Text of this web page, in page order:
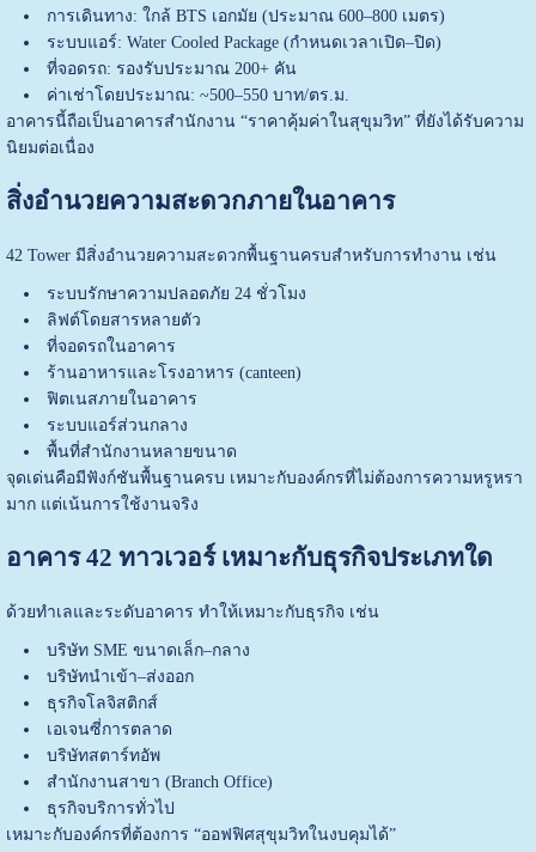
การเดินทาง: ใกล้ BTS เอกมัย (ประมาณ 600–800 เมตร)
ระบบแอร์: Water Cooled Package (กำหนดเวลาเปิด–ปิด)
ที่จอดรถ: รองรับประมาณ 200+ คัน
ค่าเช่าโดยประมาณ: ~500–550 บาท/ตร.ม.
อาคารนี้ถือเป็นอาคารสำนักงาน “ราคาคุ้มค่าในสุขุมวิท” ที่ยังได้รับความ
นิยมต่อเนื่อง
สิ่งอำนวยความสะดวกภายในอาคาร
42 Tower มีสิ่งอำนวยความสะดวกพื้นฐานครบสำหรับการทำงาน เช่น
ระบบรักษาความปลอดภัย 24 ชั่วโมง
ลิฟต์โดยสารหลายตัว
ที่จอดรถในอาคาร
ร้านอาหารและโรงอาหาร (canteen)
ฟิตเนสภายในอาคาร
ระบบแอร์ส่วนกลาง
พื้นที่สำนักงานหลายขนาด
จุดเด่นคือมีฟังก์ชันพื้นฐานครบ เหมาะกับองค์กรที่ไม่ต้องการความหรูหรา
มาก แต่เน้นการใช้งานจริง
อาคาร 42 ทาวเวอร์ เหมาะกับธุรกิจประเภทใด
ด้วยทำเลและระดับอาคาร ทำให้เหมาะกับธุรกิจ เช่น
บริษัท SME ขนาดเล็ก–กลาง
บริษัทนำเข้า–ส่งออก
ธุรกิจโลจิสติกส์
เอเจนซี่การตลาด
บริษัทสตาร์ทอัพ
สำนักงานสาขา (Branch Office)
ธุรกิจบริการทั่วไป
เหมาะกับองค์กรที่ต้องการ “ออฟฟิศสุขุมวิทในงบคุมได้”